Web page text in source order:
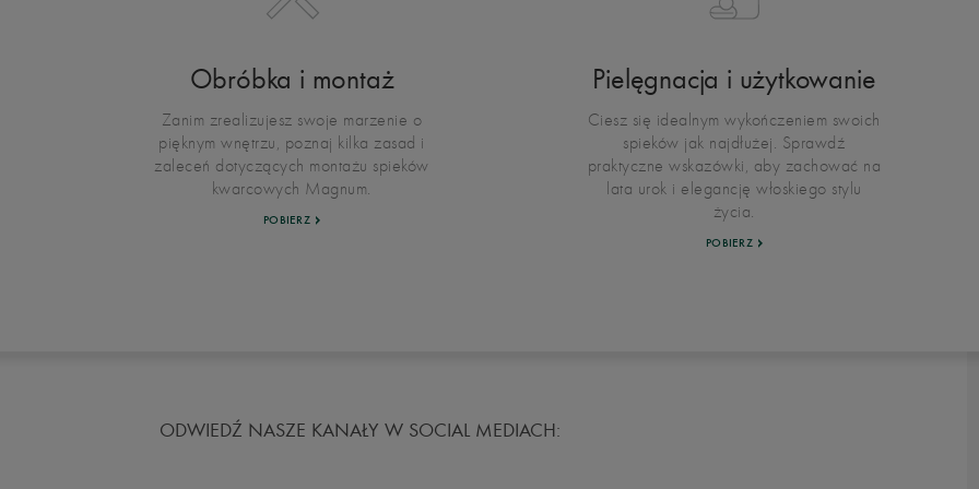
Obróbka i montaż
Zanim zrealizujesz swoje marzenie o
pięknym wnętrzu, poznaj kilka zasad i
zaleceń dotyczących montażu spieków
kwarcowych Magnum.
POBIERZ
Pielęgnacja i użytkowanie
Ciesz się idealnym wykończeniem swoich
spieków jak najdłużej. Sprawdź
praktyczne wskazówki, aby zachować na
lata urok i elegancję włoskiego stylu
życia.
POBIERZ
ODWIEDŹ NASZE KANAŁY W SOCIAL MEDIACH: